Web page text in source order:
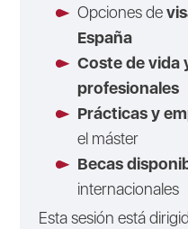
Opciones de
España
Coste de vida
profesionales
Prácticas y
el máster
Becas
internacionales
Esta sesión está